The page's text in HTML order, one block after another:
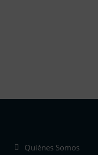
Quiénes Somos